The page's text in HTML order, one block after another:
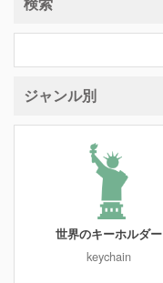
検索
ジャンル別
世界のキーホルダー
keychain